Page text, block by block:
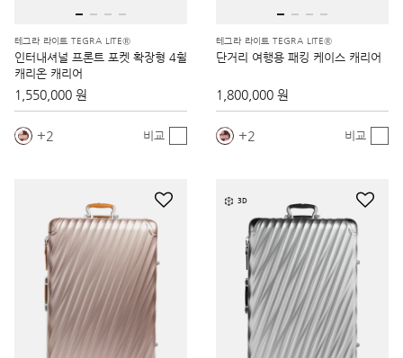
테그라 라이트 TEGRA LITE®
인터내셔널 프론트 포켓 확장형 4휠
캐리온 캐리어
1,550,000 원
2 비교
테그라 라이트 TEGRA LITE®
단거리 여행용 패킹 케이스 캐리어
1,800,000 원
2 비교
3D